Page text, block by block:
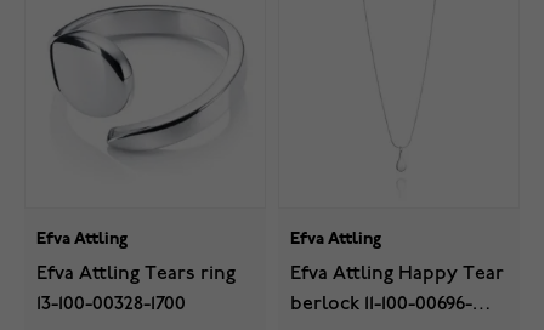
Efva Attling
Efva Attling Tears ring
13-100-00328-1700
Efva Attling
Efva Attling Happy Tear
berlock 11-100-00696-